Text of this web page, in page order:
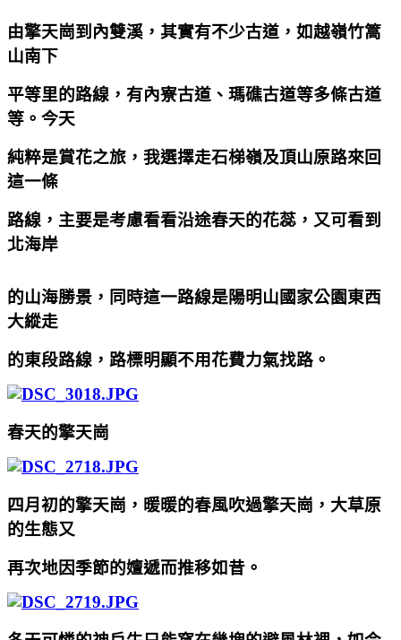
由擎天崗到內雙溪，其實有不少古道，如越嶺竹篙
山南下
平等里的路線，有內寮古道、瑪礁古道等多條古道
等。今天
純粹是賞花之旅，我選擇走石梯嶺及頂山原路來回
這一條
路線，主要是考慮看看沿途春天的花蕊，又可看到
北海岸
的山海勝景，同時這一路線是陽明山國家公園東西
大縱走
的東段路線，路標明顯不用花費力氣找路。
春天的擎天崗
四月初的擎天崗，暖暖的春風吹過擎天崗，大草原
的生態又
再次地因季節的嬗遞而推移如昔。